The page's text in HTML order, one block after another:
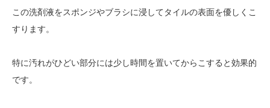
この洗剤液をスポンジやブラシに浸してタイルの表面を優しくこ
すります。
特に汚れがひどい部分には少し時間を置いてからこすると効果的
です。